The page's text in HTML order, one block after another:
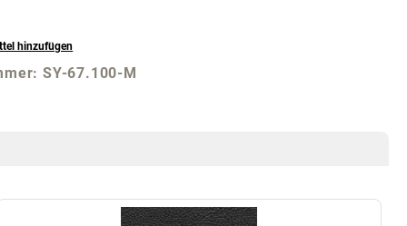
hinzufügen
SY-67.100-M